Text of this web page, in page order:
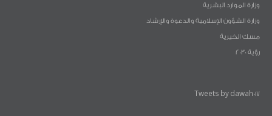
وزارة الموارد البشرية
وزارة الشؤون الإسلامية والدعوة والإرشاد
مسك الخيرية
رؤية 2030
Tweets by dawah017